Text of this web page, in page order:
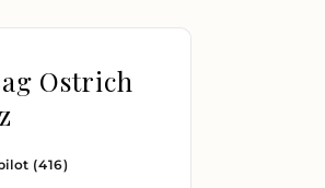
Ostrich
(416)